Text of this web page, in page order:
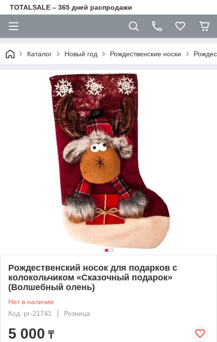
TOTALSALE – 365 дней распродажи
Каталог Новый год Рождественские носки
Рождественский носок для подарков с
колокольчиком «Сказочный подарок»
(Волшебный олень)
Нет в наличии
Код: pr-21741
Розница
5 000 ₸